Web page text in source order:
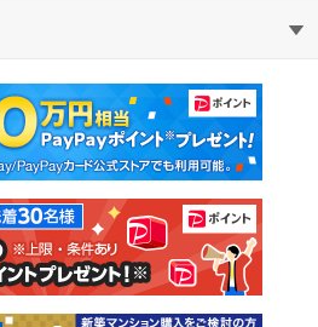
中古マンション
中古一戸建て
土地
教えて！住まいの先生